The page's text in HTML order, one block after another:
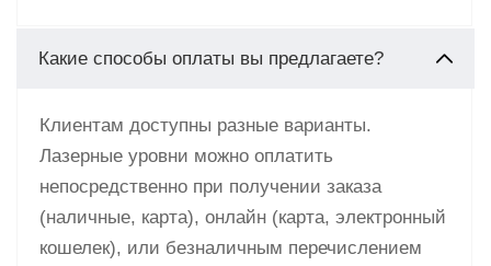
Какие способы оплаты вы предлагаете?
Клиентам доступны разные варианты.
Лазерные уровни можно оплатить
непосредственно при получении заказа
(наличные, карта), онлайн (карта, электронный
кошелек), или безналичным перечислением